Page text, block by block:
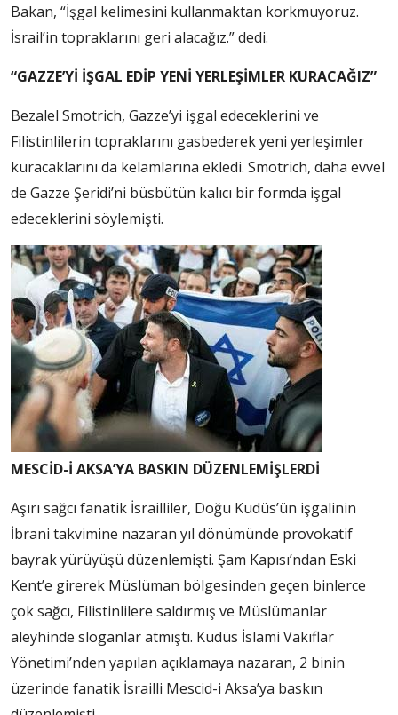
Bakan, “İşgal kelimesini kullanmaktan korkmuyoruz.
İsrail’in topraklarını geri alacağız.” dedi.
“GAZZE’Yİ İŞGAL EDİP YENİ YERLEŞİMLER KURACAĞIZ”
Bezalel Smotrich, Gazze’yi işgal edeceklerini ve
Filistinlilerin topraklarını gasbederek yeni yerleşimler
kuracaklarını da kelamlarına ekledi. Smotrich, daha evvel
de Gazze Şeridi’ni büsbütün kalıcı bir formda işgal
edeceklerini söylemişti.
MESCİD-İ AKSA’YA BASKIN DÜZENLEMİŞLERDİ
Aşırı sağcı fanatik İsrailliler, Doğu Kudüs’ün işgalinin
İbrani takvimine nazaran yıl dönümünde provokatif
bayrak yürüyüşü düzenlemişti. Şam Kapısı’ndan Eski
Kent’e girerek Müslüman bölgesinden geçen binlerce
çok sağcı, Filistinlilere saldırmış ve Müslümanlar
aleyhinde sloganlar atmıştı. Kudüs İslami Vakıflar
Yönetimi’nden yapılan açıklamaya nazaran, 2 binin
üzerinde fanatik İsrailli Mescid-i Aksa’ya baskın